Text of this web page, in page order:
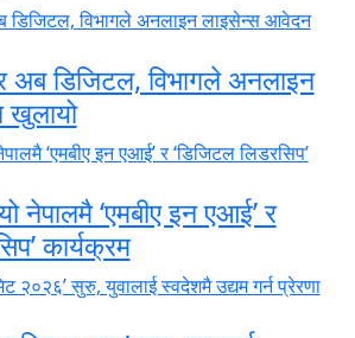
अब डिजिटल, विभागले अनलाइन
नेपालमै ‘एमबीए इन एआई’ र
कार्यक्रम